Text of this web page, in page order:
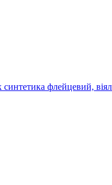
флейцевий,